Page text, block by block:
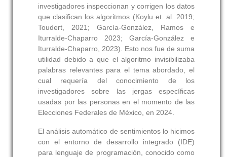
investigadores inspeccionan y corrigen los datos
que clasifican los algoritmos (Koylu et. al. 2019;
Toudert, 2021; García-González, Ramos e
Iturralde-Chaparro 2023; García-González e
Iturralde-Chaparro, 2023). Esto nos fue de suma
utilidad debido a que el algoritmo invisibilizaba
palabras relevantes para el tema abordado, el
cual requería del conocimiento de los
investigadores sobre las jergas específicas
usadas por las personas en el momento de las
Elecciones Federales de México, en 2024.
El análisis automático de sentimientos lo hicimos
con el entorno de desarrollo integrado (IDE)
para lenguaje de programación, conocido como